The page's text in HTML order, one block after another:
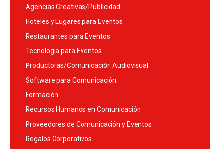
Agencias Creativas/Publicidad
Hoteles y Lugares para Eventos
Restaurantes para Eventos
Tecnología para Eventos
Productoras/Comunicación Audiovisual
Software para Comunicación
Formación
Recursos Humanos en Comunicación
Proveedores de Comunicación y Eventos
Regalos Corporativos